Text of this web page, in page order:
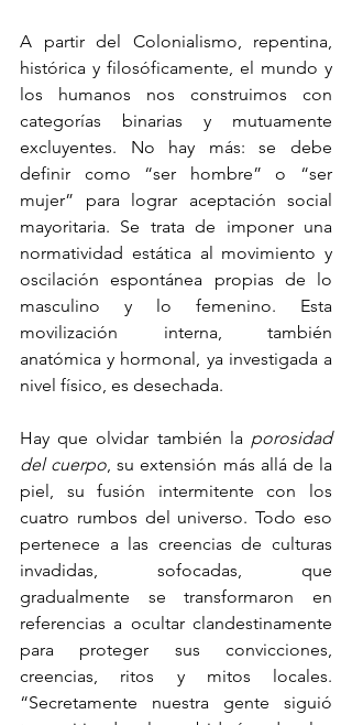
A partir del Colonialismo, repentina,
histórica y filosóficamente, el mundo y
los humanos nos construimos con
categorías binarias y mutuamente
excluyentes. No hay más: se debe
definir como “ser hombre” o “ser
mujer” para lograr aceptación social
mayoritaria. Se trata de imponer una
normatividad estática al movimiento y
oscilación espontánea propias de lo
masculino y lo femenino. Esta
movilización interna, también
anatómica y hormonal, ya investigada a
nivel físico, es desechada.
Hay que olvidar también la porosidad
del cuerpo, su extensión más allá de la
piel, su fusión intermitente con los
cuatro rumbos del universo. Todo eso
pertenece a las creencias de culturas
invadidas, sofocadas, que
gradualmente se transformaron en
referencias a ocultar clandestinamente
para proteger sus convicciones,
creencias, ritos y mitos locales.
“Secretamente nuestra gente siguió